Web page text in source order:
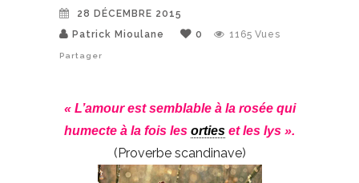
28 DÉCEMBRE 2015
Patrick Mioulane
0 1165 Vues
Partager
« L’amour est semblable à la rosée qui
humecte à la fois les orties et les lys ».
(Proverbe scandinave)